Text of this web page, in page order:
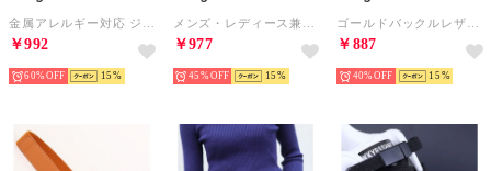
￥992
60% 15
￥977
45% 15
￥887
40% 15